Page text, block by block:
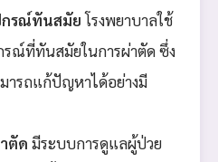
กรณ์ทันสมัยโรงพยาบาลใช้
รณ์ที่ทันสมัยในการผ่าตัด ซึ่ง
ารถแก้ปัญหาได้อย่างมี
ตัด มีระบบการดูแลผู้ป่วย